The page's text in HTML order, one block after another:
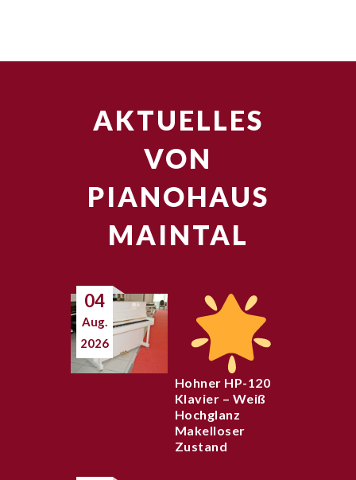
AKTUELLES
VON
PIANOHAUS
MAINTAL
04
Aug.
2026
Hohner HP-120
Klavier – Weiß
Hochglanz
Makelloser
Zustand